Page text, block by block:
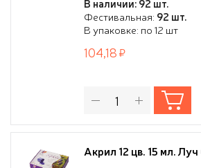
В наличии: 92 шт.
Фестивальная: 92 шт.
В упаковке: по 12 шт
104,18
Акрил 12 цв. 15 мл.